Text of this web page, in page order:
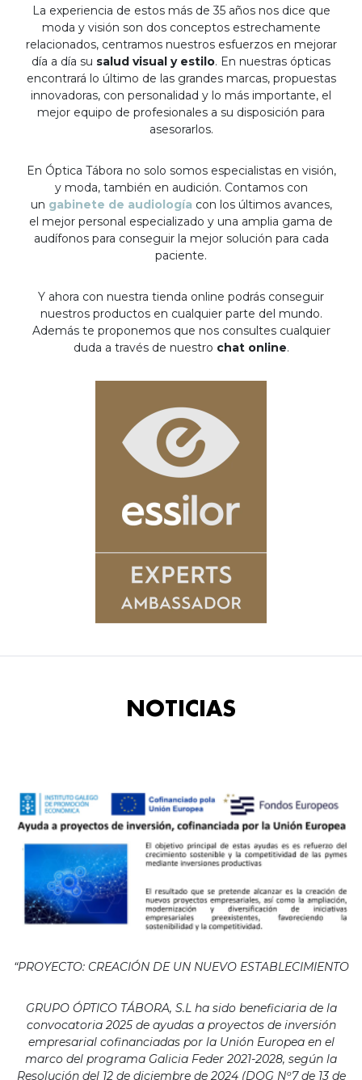
La experiencia de estos más de 35 años nos dice que
moda y visión son dos conceptos estrechamente
relacionados, centramos nuestros esfuerzos en mejorar
día a día su salud visual y estilo. En nuestras ópticas
encontrará lo último de las grandes marcas, propuestas
innovadoras, con personalidad y lo más importante, el
mejor equipo de profesionales a su disposición para
asesorarlos.
En Óptica Tábora no solo somos especialistas en visión,
y moda, también en audición. Contamos con
un gabinete de audiología con los últimos avances,
el mejor personal especializado y una amplia gama de
audífonos para conseguir la mejor solución para cada
paciente.
Y ahora con nuestra tienda online podrás conseguir
nuestros productos en cualquier parte del mundo.
Además te proponemos que nos consultes cualquier
duda a través de nuestro chat online.
NOTICIAS
“PROYECTO: CREACIÓN DE UN NUEVO ESTABLECIMIENTO
GRUPO ÓPTICO TÁBORA, S.L ha sido beneficiaria de la
convocatoria 2025 de ayudas a proyectos de inversión
empresarial cofinanciadas por la Unión Europea en el
marco del programa Galicia Feder 2021-2028, según la
Resolución del 12 de diciembre de 2024 (DOG Nº7 de 13 de